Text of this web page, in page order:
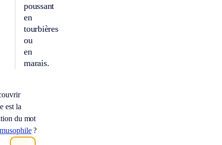
poussant
en
tourbières
ou
en
marais.
est la
du mot
?